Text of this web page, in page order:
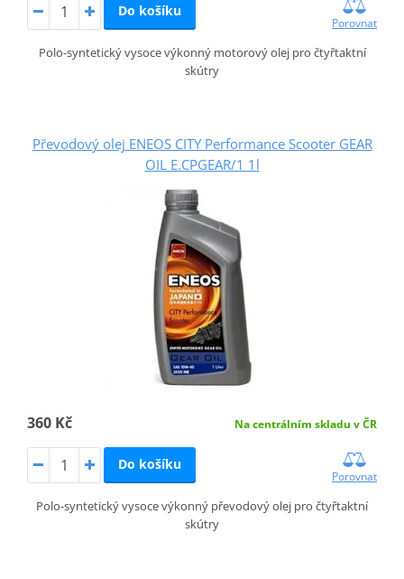
Do košíku
Porovnat
Polo-syntetický vysoce výkonný motorový olej pro čtyřtaktní
skútry
Převodový olej ENEOS CITY Performance Scooter GEAR
OIL E.CPGEAR/1 1l
360 Kč Na centrálním skladu v ČR
Do košíku
Porovnat
Polo-syntetický vysoce výkonný převodový olej pro čtyřtaktní
skútry